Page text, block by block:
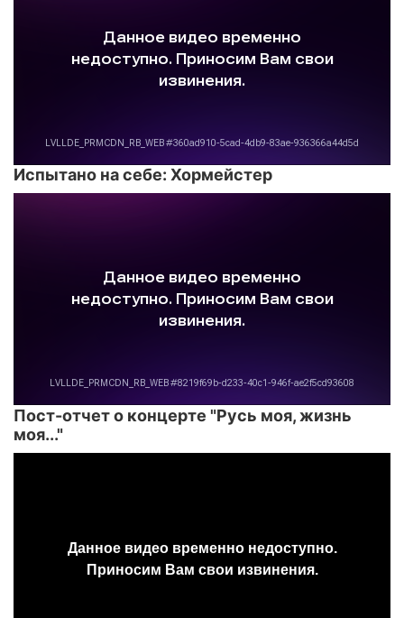
Испытано на себе: Хормейстер
Пост-отчет о концерте "Русь моя, жизнь
моя..."